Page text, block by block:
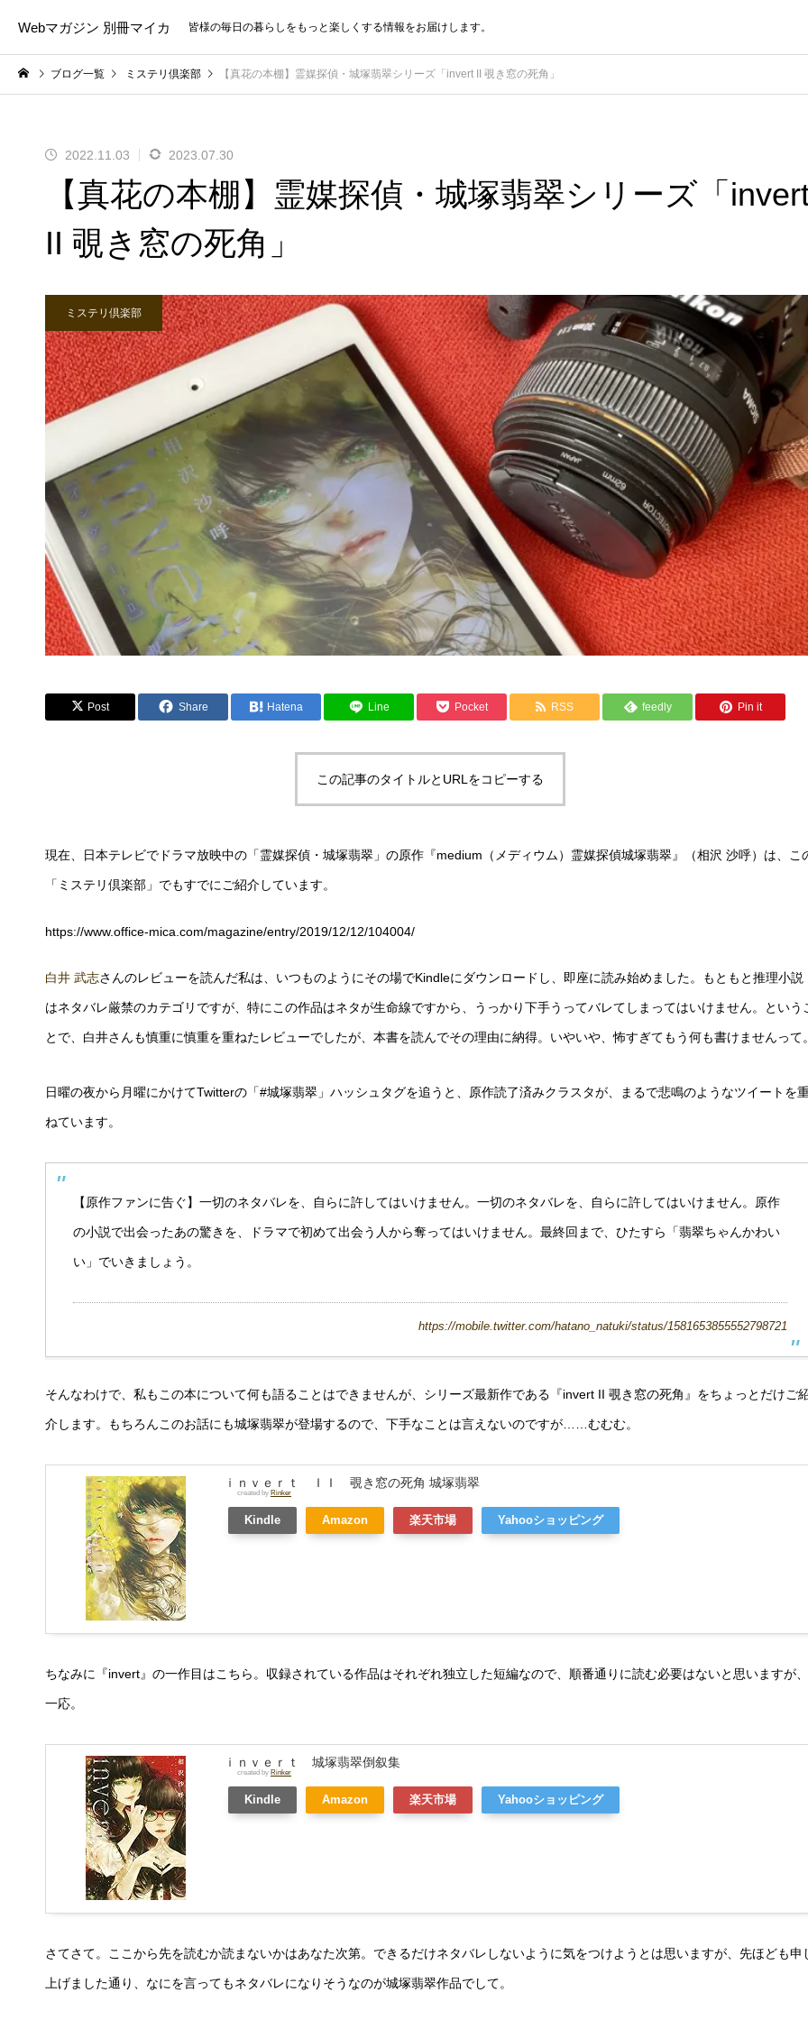
Webマガジン 別冊マイカ 皆様の毎日の暮らしをもっと楽しくする情報をお届けします。
ブログ一覧 ミステリ倶楽部 【真花の本棚】霊媒探偵・城塚翡翠シリーズ「invert II 覗き窓の死角」
2022.11.03 2023.07.30
【真花の本棚】霊媒探偵・城塚翡翠シリーズ「
II 覗き窓の死角」
ミステリ倶楽部
Post Share Hatena Line Pocket RSS feedly Pin it
この記事のタイトルとURLをコピーする
現在、日本テレビでドラマ放映中の「霊媒探偵・城塚翡翠」の原作『medium（メディウム）霊媒探偵城塚翡翠』（相沢 沙呼）は、こ
「ミステリ倶楽部」でもすでにご紹介しています。
https://www.office-mica.com/magazine/entry/2019/12/12/104004/
白井 武志さんのレビューを読んだ私は、いつものようにその場でKindleにダウンロードし、即座に読み始めました。もともと推理小説
はネタバレ厳禁のカテゴリですが、特にこの作品はネタが生命線ですから、うっかり下手うってバレてしまってはいけません。という
とで、白井さんも慎重に慎重を重ねたレビューでしたが、本書を読んでその理由に納得。いやいや、怖すぎてもう何も書けませんって
日曜の夜から月曜にかけてTwitterの「#城塚翡翠」ハッシュタグを追うと、原作読了済みクラスタが、まるで悲鳴のようなツイートを
ねています。
【原作ファンに告ぐ】一切のネタバレを、自らに許してはいけません。一切のネタバレを、自らに許してはいけません。原作
の小説で出会ったあの驚きを、ドラマで初めて出会う人から奪ってはいけません。最終回まで、ひたすら「翡翠ちゃんかわい
い」でいきましょう。
https://mobile.twitter.com/hatano_natuki/status/1581653855552798721
そんなわけで、私もこの本について何も語ることはできませんが、シリーズ最新作である『invert II 覗き窓の死角』をちょっとだけご
介します。もちろんこのお話にも城塚翡翠が登場するので、下手なことは言えないのですが……むむむ。
ｉｎｖｅｒｔ ＩＩ 覗き窓の死角 城塚翡翠
created by Rinker
Kindle Amazon 楽天市場 Yahooショッピング
ちなみに『invert』の一作目はこちら。収録されている作品はそれぞれ独立した短編なので、順番通りに読む必要はないと思いますが、
一応。
ｉｎｖｅｒｔ 城塚翡翠倒叙集
created by Rinker
Kindle Amazon 楽天市場 Yahooショッピング
さてさて。ここから先を読むか読まないかはあなた次第。できるだけネタバレしないように気をつけようとは思いますが、先ほども申
上げました通り、なにを言ってもネタバレになりそうなのが城塚翡翠作品でして。